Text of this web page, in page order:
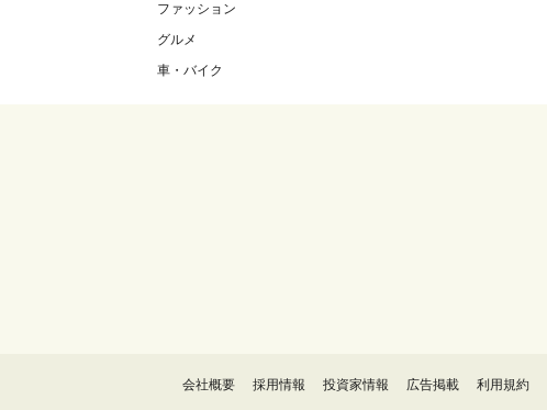
ファッション
グルメ
車・バイク
会社概要 採用情報 投資家情報 広告掲載 利用規約